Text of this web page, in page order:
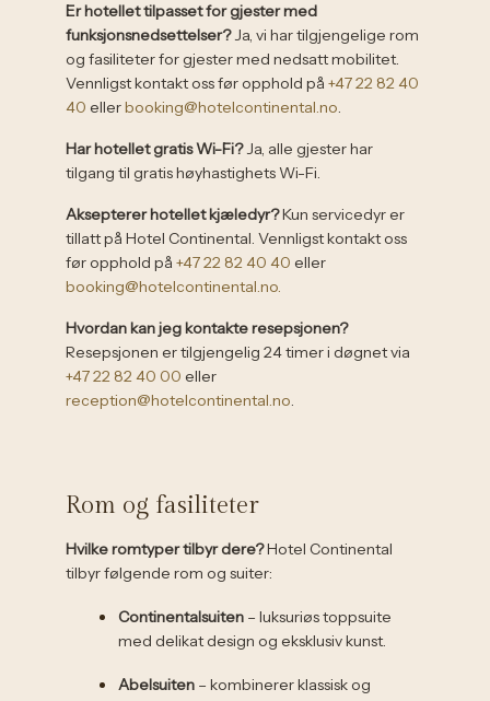
Er hotellet tilpasset for gjester med
funksjonsnedsettelser?Ja, vi har tilgjengelige rom
og fasiliteter for gjester med nedsatt mobilitet.
Vennligst kontakt oss før opphold på +47 22 82 40
40 ellerbooking@hotelcontinental.no.
Har hotellet gratis Wi-Fi?Ja, alle gjester har
tilgang til gratis høyhastighets Wi-Fi.
Aksepterer hotellet kjæledyr?Kun servicedyr er
tillatt på Hotel Continental. Vennligst kontakt oss
før opphold på +47 22 82 40 40 eller
booking@hotelcontinental.no.
Hvordan kan jeg kontakte resepsjonen?
Resepsjonen er tilgjengelig 24 timer i døgnet via
+47 22 82 40 00 eller
reception@hotelcontinental.no.
Rom og fasiliteter
Hvilke romtyper tilbyr dere?Hotel Continental
tilbyr følgende rom og suiter:
Continentalsuiten – luksuriøs toppsuite
med delikat design og eksklusiv kunst.
Abelsuiten – kombinerer klassisk og